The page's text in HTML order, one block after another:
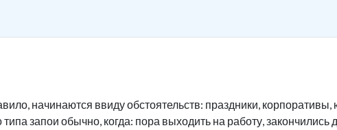
начинаются ввиду обстоятельств: праздники, корпоративы,
запои обычно, когда: пора выходить на работу, закончились